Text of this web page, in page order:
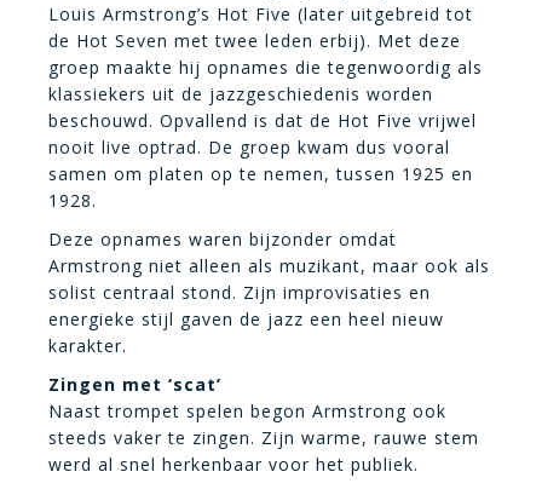
Louis Armstrong’s Hot Five (later uitgebreid tot
de Hot Seven met twee leden erbij). Met deze
groep maakte hij opnames die tegenwoordig als
klassiekers uit de jazzgeschiedenis worden
beschouwd. Opvallend is dat de Hot Five vrijwel
nooit live optrad. De groep kwam dus vooral
samen om platen op te nemen, tussen 1925 en
1928.
Deze opnames waren bijzonder omdat
Armstrong niet alleen als muzikant, maar ook als
solist centraal stond. Zijn improvisaties en
energieke stijl gaven de jazz een heel nieuw
karakter.
Zingen met ‘scat’
Naast trompet spelen begon Armstrong ook
steeds vaker te zingen. Zijn warme, rauwe stem
werd al snel herkenbaar voor het publiek.